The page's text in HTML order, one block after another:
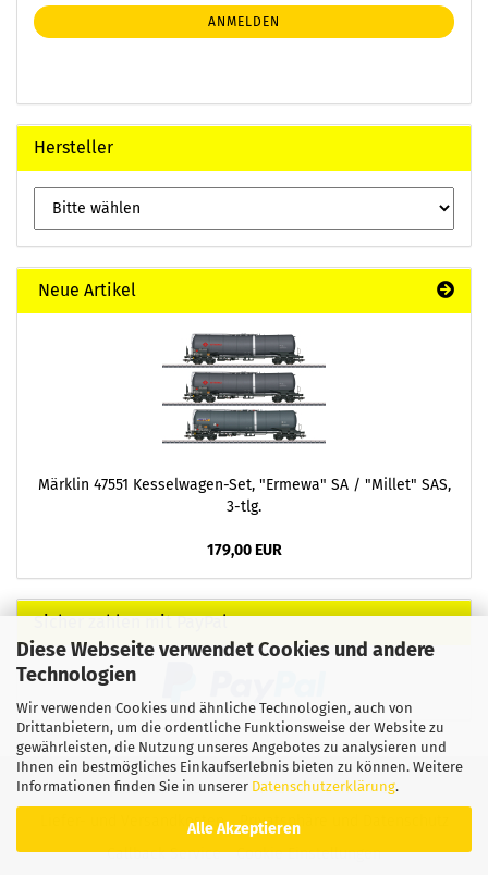
Diese Webseite verwendet Cookies und andere
Technologien
Wir verwenden Cookies und ähnliche Technologien, auch von
Drittanbietern, um die ordentliche Funktionsweise der Website zu
gewährleisten, die Nutzung unseres Angebotes zu analysieren und
Ihnen ein bestmögliches Einkaufserlebnis bieten zu können. Weitere
Informationen finden Sie in unserer Datenschutzerklärung.
Alle Akzeptieren
ANMELDUNG
ANMELDEN
Hersteller
Neue Artikel
Märklin 47551 Kesselwagen-Set, "Ermewa" SA / "Millet" SAS,
3-tlg.
179,00 EUR
Sicher zahlen mit PayPal
Impressum Kontakt Widerrufsrecht
AGB
Liefer- und Versandkosten
Privatsphäre und Datenschutz
Callback Service
Cookie Einstellungen